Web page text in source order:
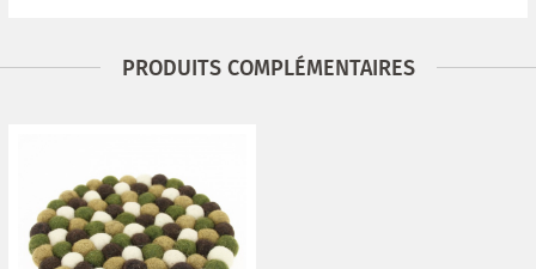
PRODUITS COMPLÉMENTAIRES